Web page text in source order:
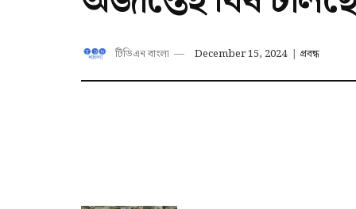
টিডিএন বাংলা December 15, 2024 | প্রবন্ধ